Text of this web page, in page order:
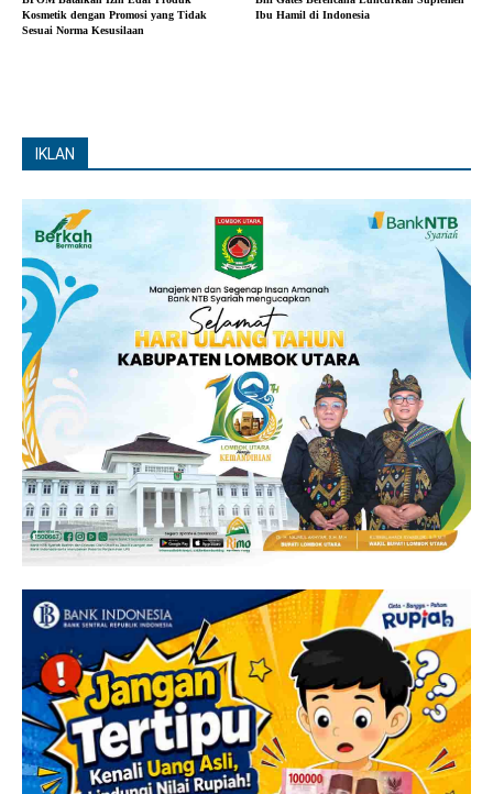
Kosmetik dengan Promosi yang Tidak
Sesuai Norma Kesusilaan
Ibu Hamil di Indonesia
IKLAN